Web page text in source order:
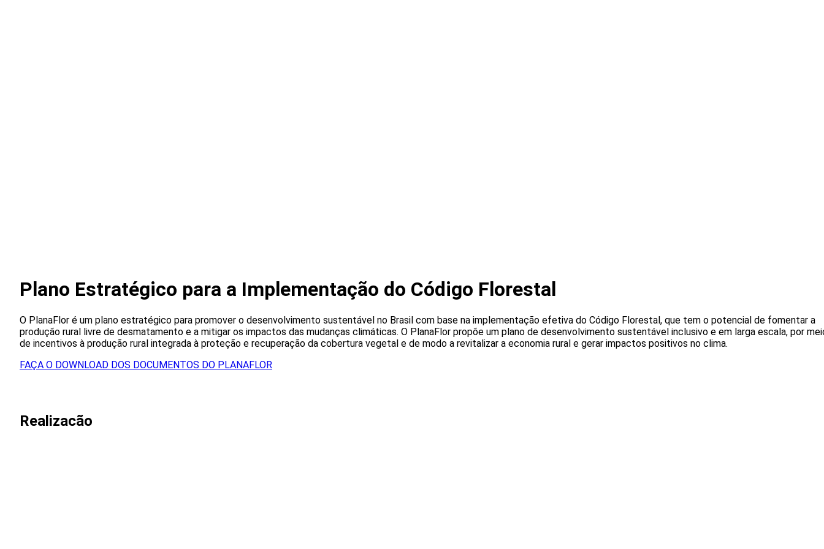
Plano Estratégico para a Implementação do Código Florestal
O PlanaFlor é um plano estratégico para promover o desenvolvimento sustentável no Brasil com base na implementação efetiva do Código Florestal, que tem o potencial de fomentar a
produção rural livre de desmatamento e a mitigar os impactos das mudanças climáticas. O PlanaFlor propõe um plano de desenvolvimento sustentável inclusivo e em larga escala, por
de incentivos à produção rural integrada à proteção e recuperação da cobertura vegetal e de modo a revitalizar a economia rural e gerar impactos positivos no clima.
FAÇA O DOWNLOAD DOS DOCUMENTOS DO PLANAFLOR
Realizacão